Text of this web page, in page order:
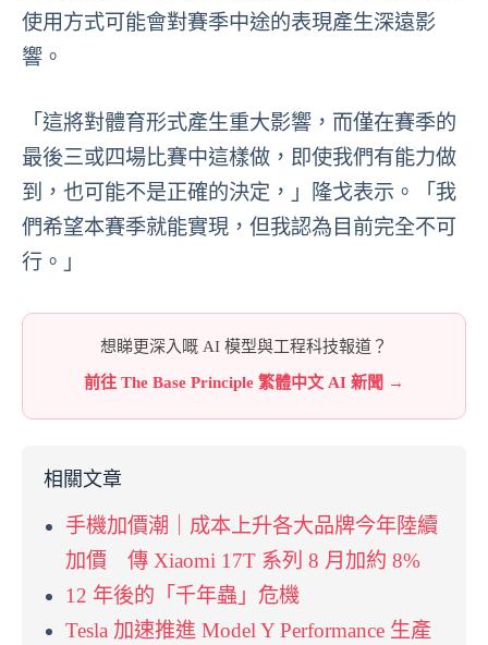
使用方式可能會對賽季中途的表現產生深遠影
響。
「這將對體育形式產生重大影響，而僅在賽季的
最後三或四場比賽中這樣做，即使我們有能力做
到，也可能不是正確的決定，」隆戈表示。「我
們希望本賽季就能實現，但我認為目前完全不可
行。」
想睇更深入嘅 AI 模型與工程科技報道？
前往 The Base Principle 繁體中文 AI 新聞 →
相關文章
手機加價潮｜成本上升各大品牌今年陸續
加價 傳 Xiaomi 17T 系列 8 月加約 8%
12 年後的「千年蟲」危機
Tesla 加速推進 Model Y Performance 生產